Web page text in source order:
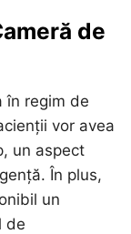
de
în regim de
vor avea
un aspect
În plus,
un
de